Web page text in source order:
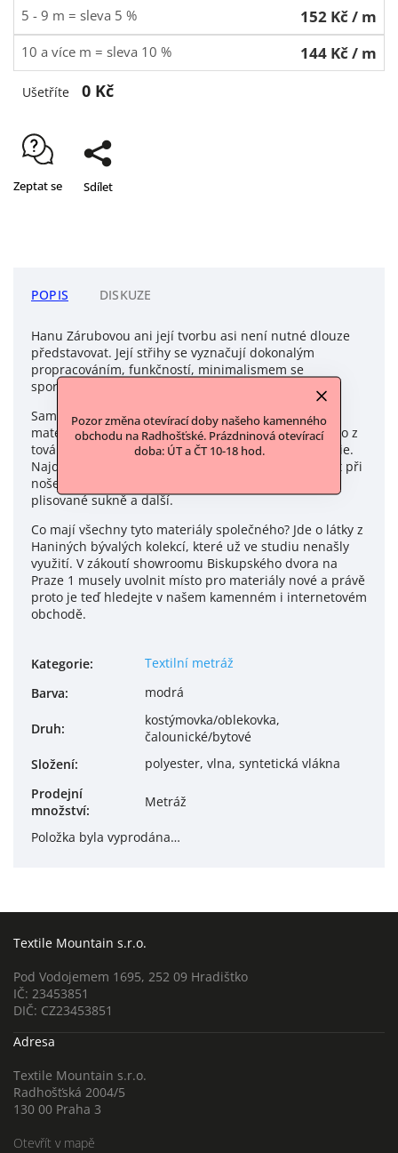
Pozor změna otevírací doby našeho kamenného
obchodu na Radhošťské. Prázdninová otevírací
doba: ÚT a ČT 10-18 hod.
5 - 9 m = sleva 5 % 152 Kč/ m
10 a více m = sleva 10 % 144 Kč/ m
Ušetříte 0 Kč
Zeptat se Sdílet
POPIS DISKUZE
Hanu Zárubovou ani její tvorbu asi není nutné dlouze
představovat. Její střihy se vyznačují dokonalým
propracováním, funkčností, minimalismem se
sportovním/ přesto elegantním vzezřením.
Samozřejmostí jsou kvalitní a pohodlné textilní
materiály, které si Hana pro kolekce objednává přímo z
továren od výrobců. Většina materiálů pochází z Itálie.
Najdete mezi nimi tričkové úplety zaručující komfort při
nošení, teplákové úplety, satén na charakteristické
plisované sukně a další.
Co mají všechny tyto materiály společného? Jde o látky z
Haniných bývalých kolekcí, které už ve studiu nenašly
využití. V zákoutí showroomu Biskupského dvora na
Praze 1 musely uvolnit místo pro materiály nové a právě
proto je teď hledejte v našem kamenném i internetovém
obchodě.
Kategorie:
Textilní metráž
Barva: modrá
Druh:
kostýmovka/oblekovka,
čalounické/bytové
Složení:
polyester, vlna, syntetická vlákna
Prodejní
množství:
Metráž
Položka byla vyprodána…
Textile Mountain s.r.o.
Pod Vodojemem 1695, 252 09 Hradištko
IČ: 23453851
DIČ: CZ23453851
Adresa
Textile Mountain s.r.o.
Radhošťská 2004/5
130 00 Praha 3
Otevřít v mapě